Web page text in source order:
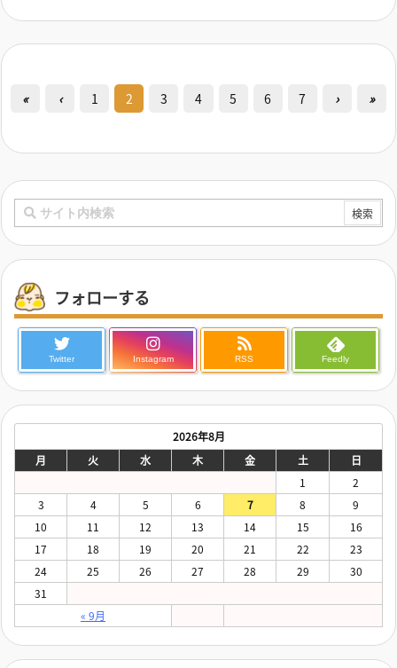
« ‹ 1 2 3 4 5 6 7 › »
フォローする
Twitter Instagram RSS Feedly
2026年8月
月
火 水 木 金 土 日
« 9月
1
2
3
4 5 6 7 8
9
10
11 12 13 14 15
16
17
18 19 20 21 22
23
24
25 26 27 28 29
30
31